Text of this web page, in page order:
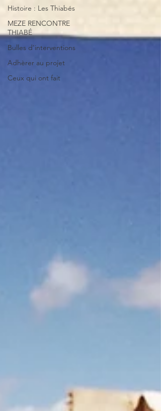
Histoire : Les Thiabés
MEZE RENCONTRE
THIABÉ
Bulles d'interventions
Adhèrer au projet
Ceux qui ont fait